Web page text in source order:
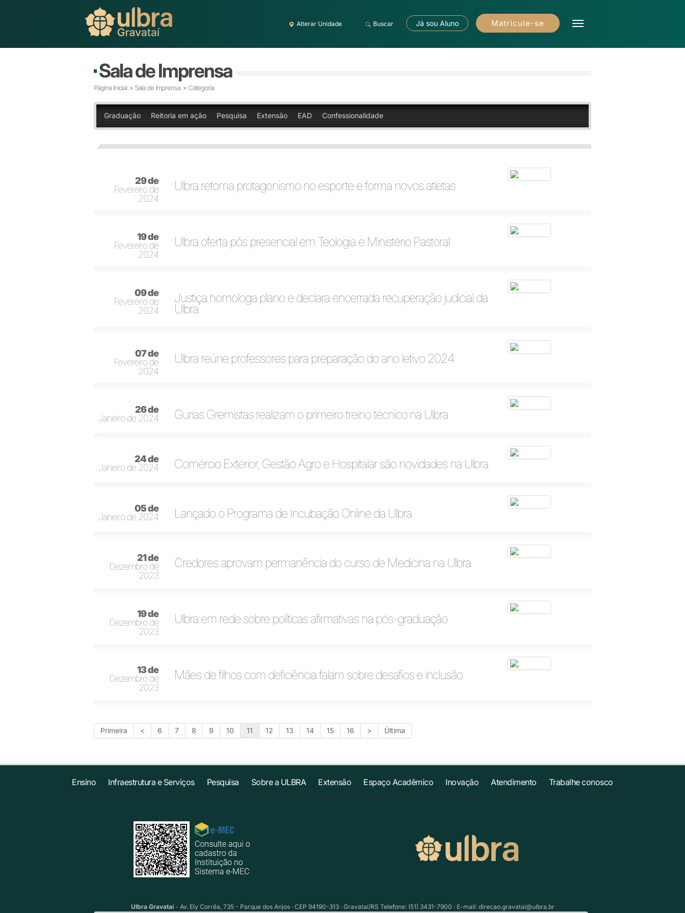
Alterar Unidade Buscar Já sou Aluno Matricule-se
Sala de Imprensa
Página Inicial » Sala de Imprensa » Categoria
Graduação Reitoria em ação Pesquisa Extensão EAD Confessionalidade
29 de
Fevereiro de
2024
Ulbra retoma protagonismo no esporte e forma novos atletas
19 de
Fevereiro de
2024
Ulbra oferta pós presencial em Teologia e Ministério Pastoral
09 de
Fevereiro de
2024
Justiça homologa plano e declara encerrada recuperação judicial da
Ulbra
07 de
Fevereiro de
2024
Ulbra reúne professores para preparação do ano letivo 2024
26 de
Janeiro de 2024
Gurias Gremistas realizam o primeiro treino técnico na Ulbra
24 de
Janeiro de 2024
Comércio Exterior, Gestão Agro e Hospitalar são novidades na Ulbra
05 de
Janeiro de 2024
Lançado o Programa de Incubação Online da Ulbra
21 de
Dezembro de
2023
Credores aprovam permanência do curso de Medicina na Ulbra
19 de
Dezembro de
2023
Ulbra em rede sobre políticas afirmativas na pós-graduação
13 de
Dezembro de
2023
Mães de filhos com deficiência falam sobre desafios e inclusão
Primeira < 6 7 8 9 10 11 12 13 14 15 16 > Última
Ensino Infraestrutura e Serviços Pesquisa Sobre a ULBRA Extensão Espaço Acadêmico Inovação Atendimento Trabalhe conosco
Ulbra Gravataí- Av. Ely Corrêa, 735 - Parque dos Anjos · CEP 94190-313 · Gravataí/RS Telefone: (51) 3431-7900 · E-mail: direcao.gravatai@ulbra.br